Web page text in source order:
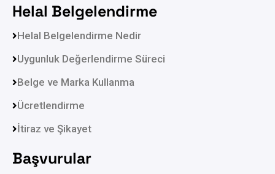
Helal Belgelendirme
Helal Belgelendirme Nedir
Uygunluk Değerlendirme Süreci
Belge ve Marka Kullanma
Ücretlendirme
İtiraz ve Şikayet
Başvurular